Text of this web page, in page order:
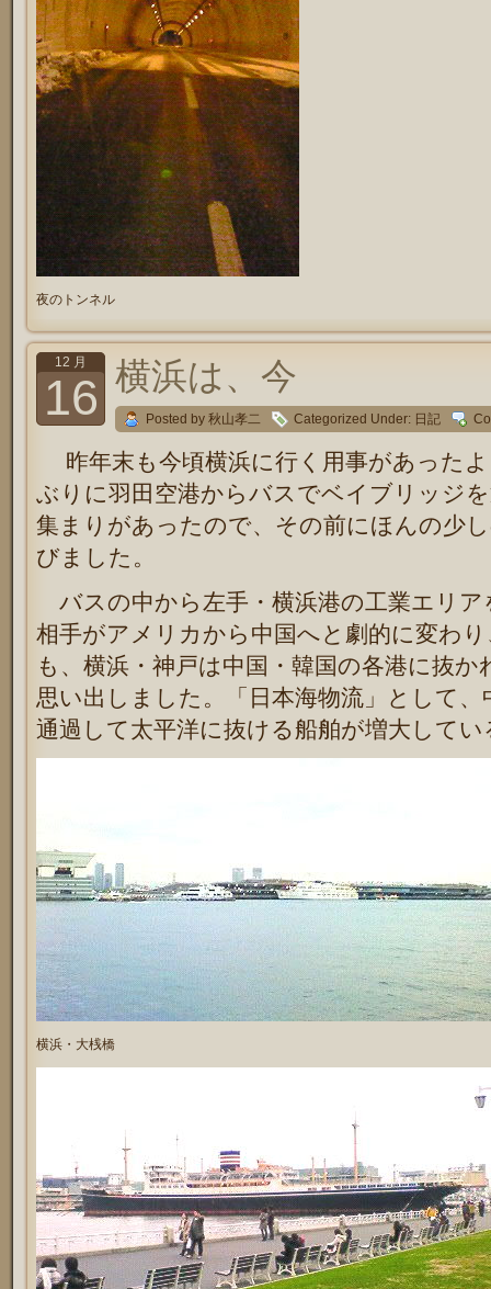
夜のトンネル
12 月
16 横浜は、今
Posted by 秋山孝二 Categorized Under: 日記
昨年末も今頃横浜に行く用事があった
ぶりに羽田空港からバスでベイブリッジ
集まりがあったので、その前にほんの少
びました。
バスの中から左手・横浜港の工業エリア
相手がアメリカから中国へと劇的に変わ
も、横浜・神戸は中国・韓国の各港に抜
思い出しました。「日本海物流」として
通過して太平洋に抜ける船舶が増大して
横浜・大桟橋